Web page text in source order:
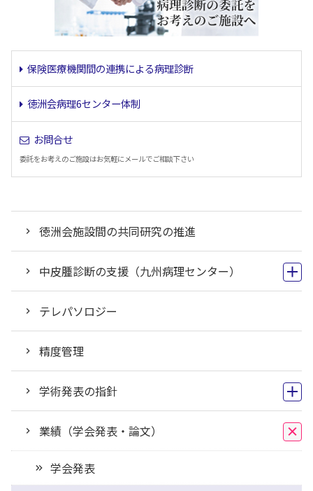
保険医療機関間の連携による病理診断
徳洲会病理6センター体制
お問合せ
委託をお考えのご施設はお気軽にメールでご相談下さい
徳洲会施設間の共同研究の推進
中皮腫診断の支援（九州病理センター）
テレパソロジー
精度管理
学術発表の指針
業績（学会発表・論文）
学会発表